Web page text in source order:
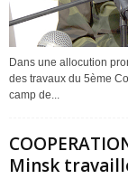
Dans une allocution
des travaux du 5ème
camp de...
Minsk